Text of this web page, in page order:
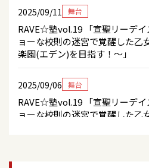
2025/09/11 舞台
RAVE☆塾vol.19 「宣聖リーデ
ョーな校則の迷宮で覚醒した乙
楽園(エデン)を目指す！〜」
2025/09/06 舞台
RAVE☆塾vol.19 「宣聖リーデ
ョーな校則の迷宮で覚醒した乙